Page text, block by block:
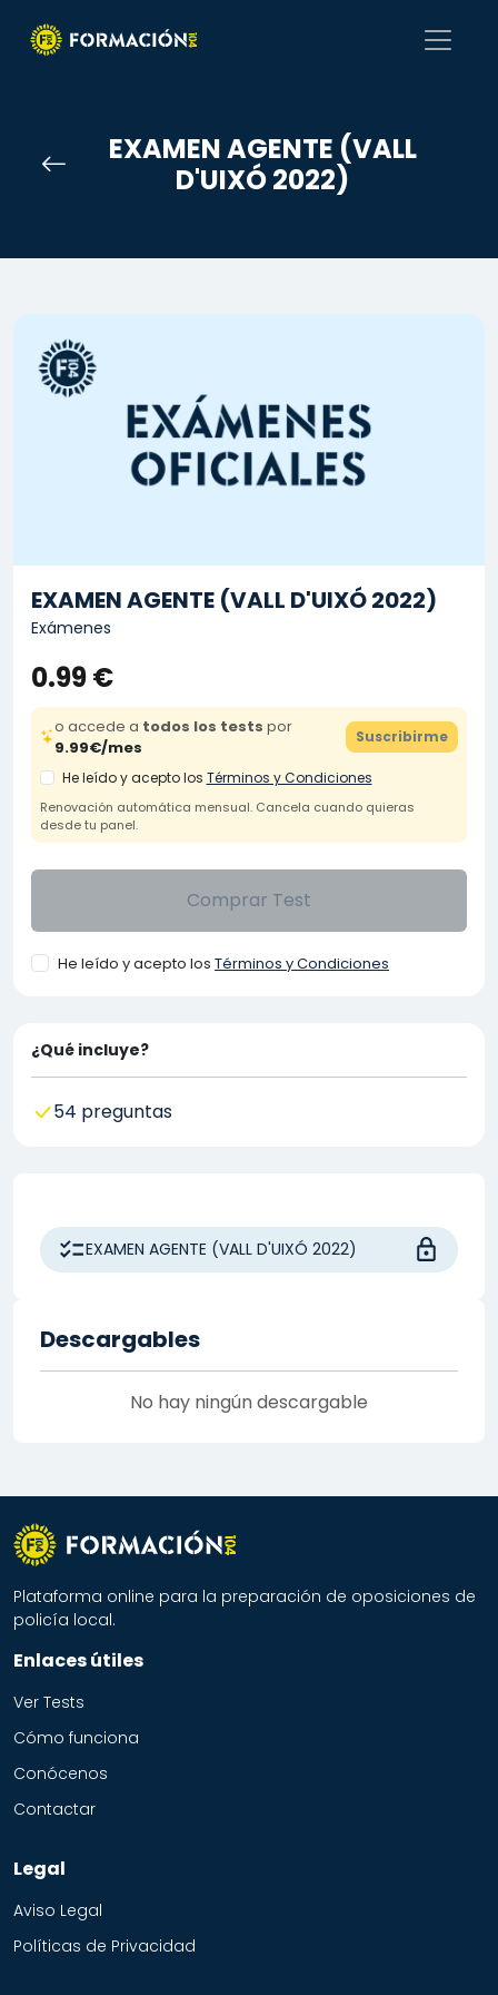
EXAMEN AGENTE (VALL
D'UIXÓ 2022)
EXAMEN AGENTE (VALL D'UIXÓ 2022)
Descargables
No hay ningún descargable
EXAMEN AGENTE (VALL D'UIXÓ 2022)
Exámenes
0.99 €
o accede a todos los tests por
9.99€/mes
Suscribirme
He leído y acepto los Términos y Condiciones
Renovación automática mensual. Cancela cuando quieras
desde tu panel.
Comprar Test
He leído y acepto los Términos y Condiciones
¿Qué incluye?
54 preguntas
Plataforma online para la preparación de oposiciones de
policía local.
Enlaces útiles
Ver Tests
Cómo funciona
Conócenos
Contactar
Legal
Aviso Legal
Políticas de Privacidad